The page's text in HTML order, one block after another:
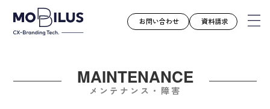
モビルスとは
お問い合わせ 資料請求
MAINTENANCE
メンテナンス・障害